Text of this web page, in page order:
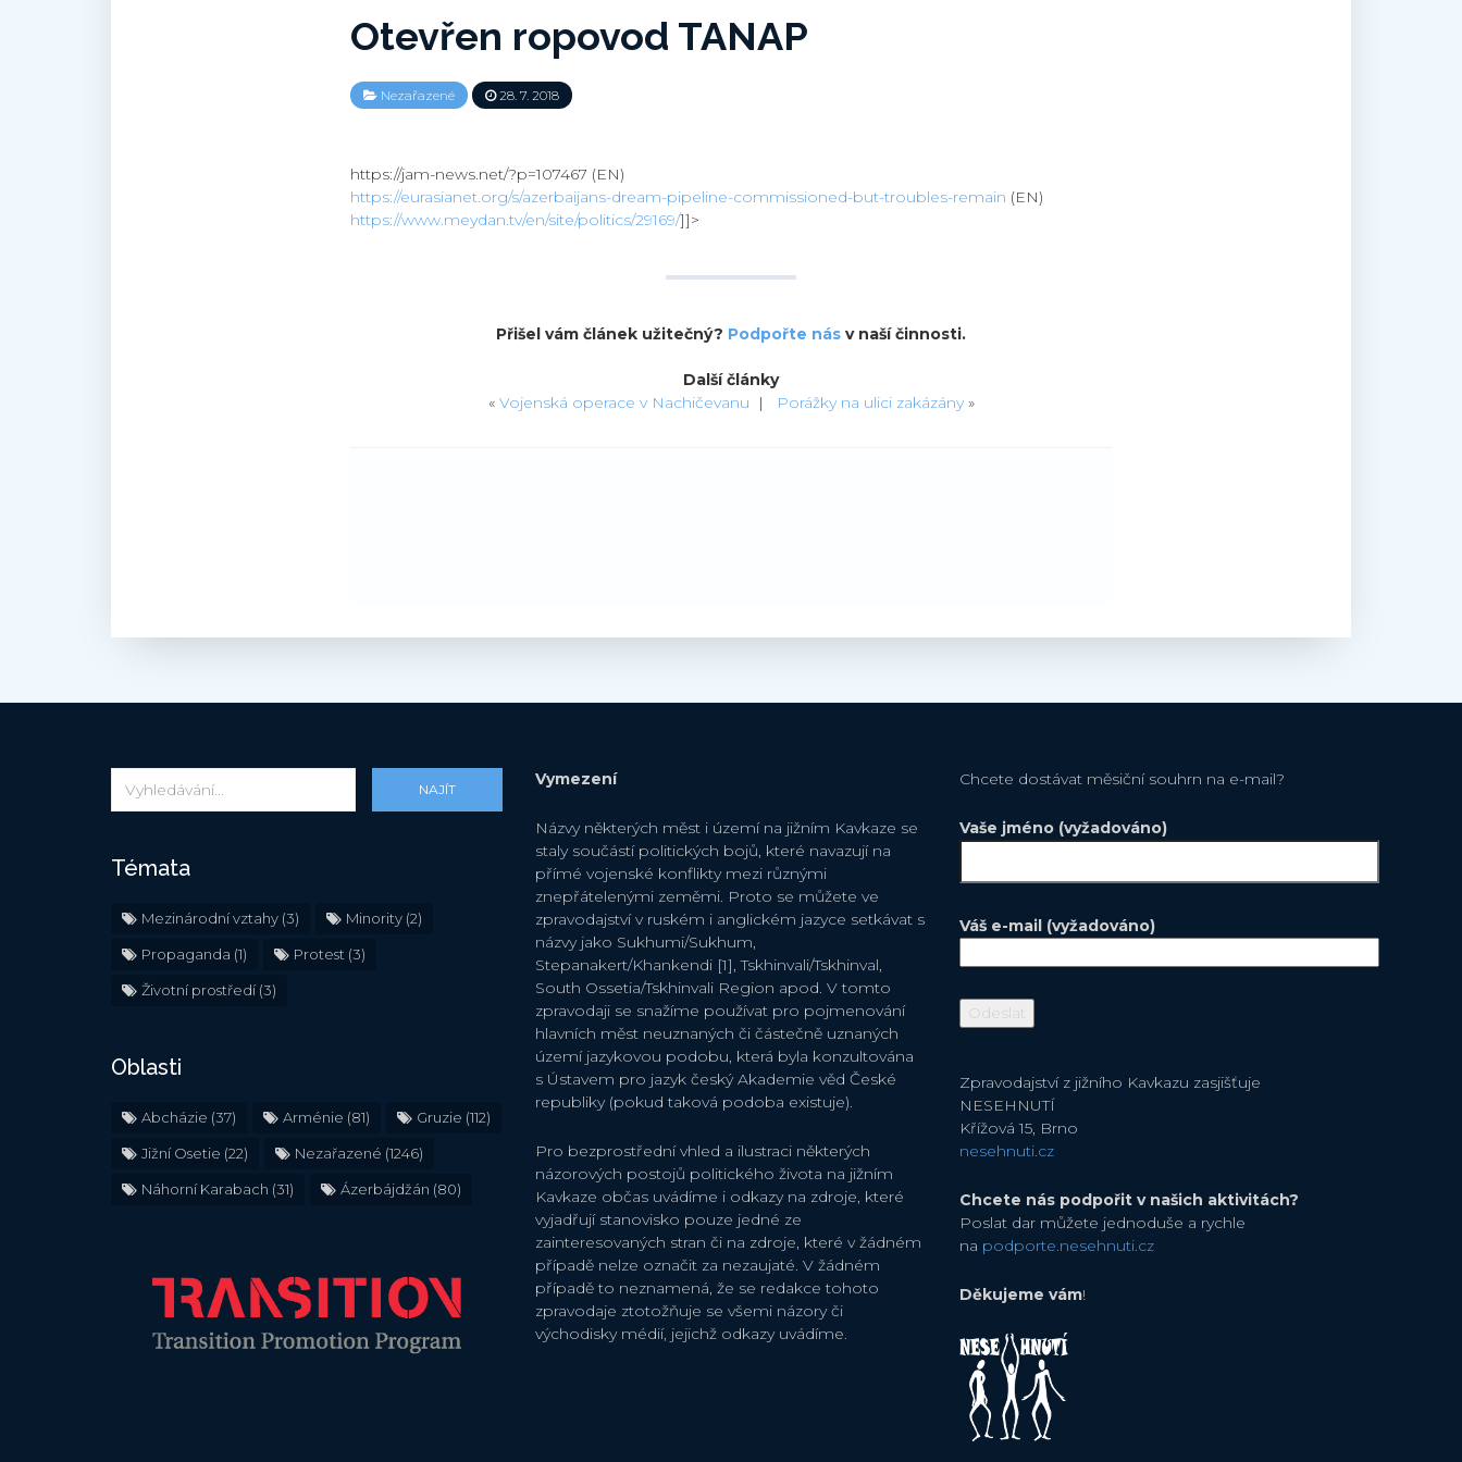
Otevřen ropovod TANAP
Nezařazené 28. 7. 2018
https://jam-news.net/?p=107467 (EN)
https://eurasianet.org/s/azerbaijans-dream-pipeline-commissioned-but-troubles-remain (EN)
https://www.meydan.tv/en/site/politics/29169/]]>
Přišel vám článek užitečný? Podpořte nás v naší činnosti.
Další články
« Vojenská operace v Nachičevanu | Porážky na ulici zakázány»
NAJÍT
Témata
Mezinárodní vztahy (3) Minority (2)
Propaganda (1) Protest (3)
Životní prostředí(3)
Oblasti
Abcházie (37) Arménie (81) Gruzie (112)
Jižní Osetie (22) Nezařazené (1246)
Náhorní Karabach (31) Ázerbájdžán (80)
Vymezení
Názvy některých měst i území na jižním Kavkaze se
staly součástí politických bojů, které navazují na
přímé vojenské konflikty mezi různými
znepřátelenými zeměmi. Proto se můžete ve
zpravodajství v ruském i anglickém jazyce setkávat s
názvy jako Sukhumi/Sukhum,
Stepanakert/Khankendi [1], Tskhinvali/Tskhinval,
South Ossetia/Tskhinvali Region apod. V tomto
zpravodaji se snažíme používat pro pojmenování
hlavních měst neuznaných či částečně uznaných
území jazykovou podobu, která byla konzultována
s Ústavem pro jazyk český Akademie věd České
republiky (pokud taková podoba existuje).
Pro bezprostřední vhled a ilustraci některých
názorových postojů politického života na jižním
Kavkaze občas uvádíme i odkazy na zdroje, které
vyjadřují stanovisko pouze jedné ze
zainteresovaných stran či na zdroje, které v žádném
případě nelze označit za nezaujaté. V žádném
případě to neznamená, že se redakce tohoto
zpravodaje ztotožňuje se všemi názory či
východisky médií, jejichž odkazy uvádíme.
Chcete dostávat měsiční souhrn na e-mail?
Vaše jméno (vyžadováno)
Váš e-mail (vyžadováno)
Zpravodajství z jižního Kavkazu zasjišťuje
NESEHNUTÍ
Křížová 15, Brno
nesehnuti.cz
Chcete nás podpořit v našich aktivitách?
Poslat dar můžete jednoduše a rychle
na podporte.nesehnuti.cz
Děkujeme vám!